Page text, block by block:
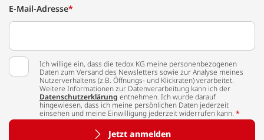
E-Mail-Adresse*
Ich willige ein, dass die tedox KG meine personenbezogenen
Daten zum Versand des Newsletters sowie zur Analyse meines
Nutzerverhaltens (z.B. Öffnungs- und Klickraten) verarbeitet.
Weitere Informationen zur Datenverarbeitung kann ich der
Datenschutzerklärung entnehmen. Ich wurde darauf
hingewiesen, dass ich meine persönlichen Daten jederzeit
einsehen und meine Einwilligung jederzeit widerrufen kann. *
Jetzt anmelden